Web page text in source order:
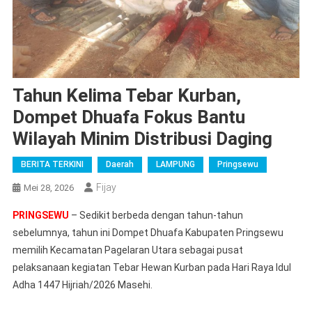
Tahun Kelima Tebar Kurban,
Dompet Dhuafa Fokus Bantu
Wilayah Minim Distribusi Daging
BERITA TERKINI Daerah LAMPUNG Pringsewu
Mei 28, 2026 Fijay
PRINGSEWU – Sedikit berbeda dengan tahun-tahun
sebelumnya, tahun ini Dompet Dhuafa Kabupaten Pringsewu
memilih Kecamatan Pagelaran Utara sebagai pusat
pelaksanaan kegiatan Tebar Hewan Kurban pada Hari Raya Idul
Adha 1447 Hijriah/2026 Masehi.